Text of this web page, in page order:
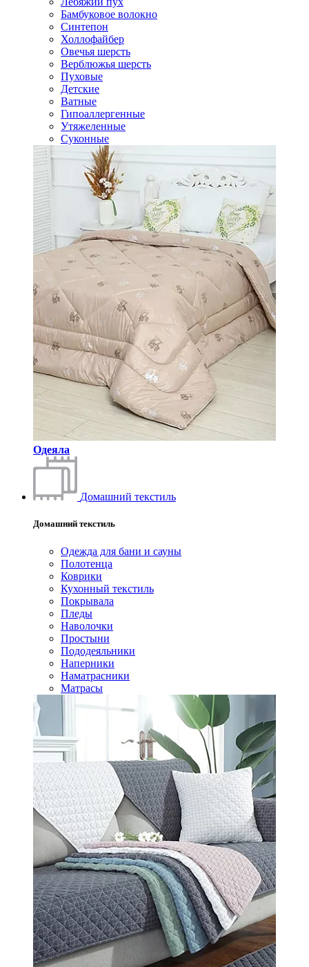
Бамбуковое волокно
Синтепон
Холлофайбер
Овечья шерсть
Верблюжья шерсть
Пуховые
Детские
Ватные
Гипоаллергенные
Утяжеленные
Суконные
Одеяла
Домашний текстиль
Домашний текстиль
Одежда для бани и сауны
Полотенца
Коврики
Кухонный текстиль
Покрывала
Пледы
Наволочки
Простыни
Пододеяльники
Наперники
Наматрасники
Матрасы